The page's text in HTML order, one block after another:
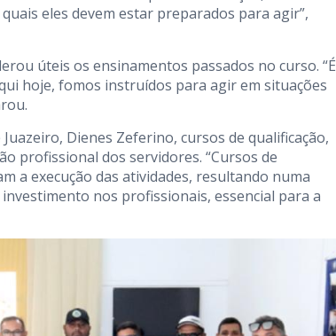
eles devem estar preparados para agir”,
úteis os ensinamentos passados no curso. “É
hoje, fomos instruídos para agir em situações
Dienes Zeferino, cursos de qualificação,
profissional dos servidores. “Cursos de
a execução das atividades, resultando numa
nos profissionais, essencial para a